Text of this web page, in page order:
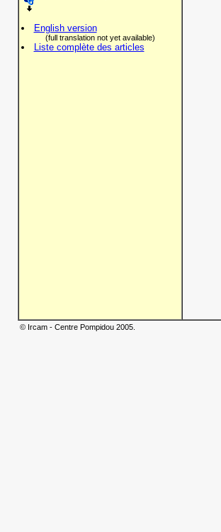
English version
(full translation not yet available)
Liste complète des articles
© Ircam - Centre Pompidou 2005.